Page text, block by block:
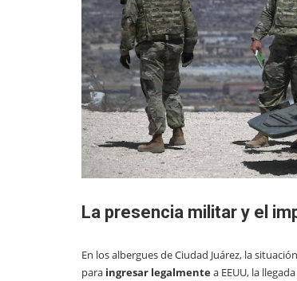
La presencia militar y el
En los albergues de Ciudad Juárez, la
para ingresar legalmentea EEUU, la